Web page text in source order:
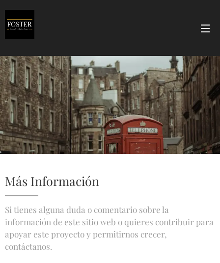
Más Información
Si tienes alguna duda o comentario sobre la
información de este sitio web o quieres contribuir para
apoyar este proyecto y permitirnos crecer,
contáctanos.